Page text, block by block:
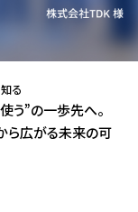
事業
る
う”の一歩先へ。
ら広がる未来の可